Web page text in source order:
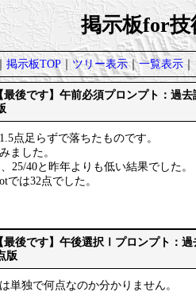
掲示板for技
掲示板TOP｜ツリー表示｜一覧表示｜
最後です】午前必須プロンプト：過
点足らずで落ちたものです。
ました。
25/40と昨年よりも低い結果でした。
では32点でした。
最後です】午後選択Ⅰプロンプト：
版
単独で何点なのか分かりません。